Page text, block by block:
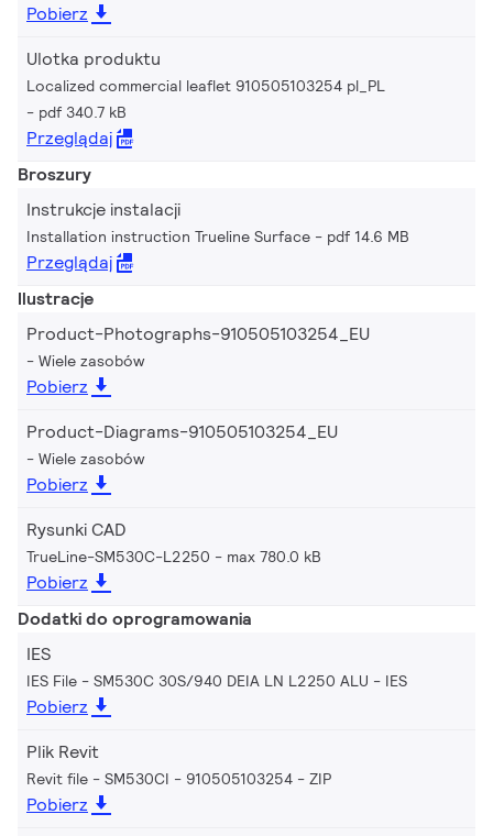
Pobierz
Ulotka produktu
Localized commercial leaflet 910505103254 pl_PL
pdf 340.7 kB
Przeglądaj
Broszury
Instrukcje instalacji
Installation instruction Trueline Surface pdf 14.6 MB
Przeglądaj
Ilustracje
Product-Photographs-910505103254_EU
Wiele zasobów
Pobierz
Product-Diagrams-910505103254_EU
Wiele zasobów
Pobierz
Rysunki CAD
TrueLine-SM530C-L2250 max 780.0 kB
Pobierz
Dodatki do oprogramowania
IES
IES File - SM530C 30S/940 DEIA LN L2250 ALU IES
Pobierz
Plik Revit
Revit file - SM530CI - 910505103254 ZIP
Pobierz